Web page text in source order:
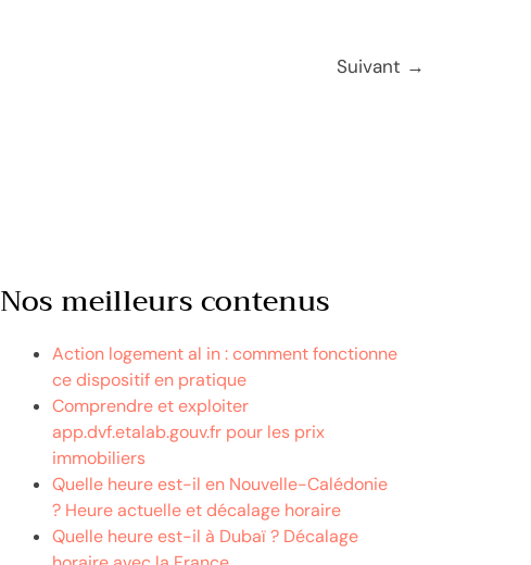
Suivant →
Nos meilleurs contenus
Action logement al in : comment fonctionne
ce dispositif en pratique
Comprendre et exploiter
app.dvf.etalab.gouv.fr pour les prix
immobiliers
Quelle heure est-il en Nouvelle-Calédonie
? Heure actuelle et décalage horaire
Quelle heure est-il à Dubaï ? Décalage